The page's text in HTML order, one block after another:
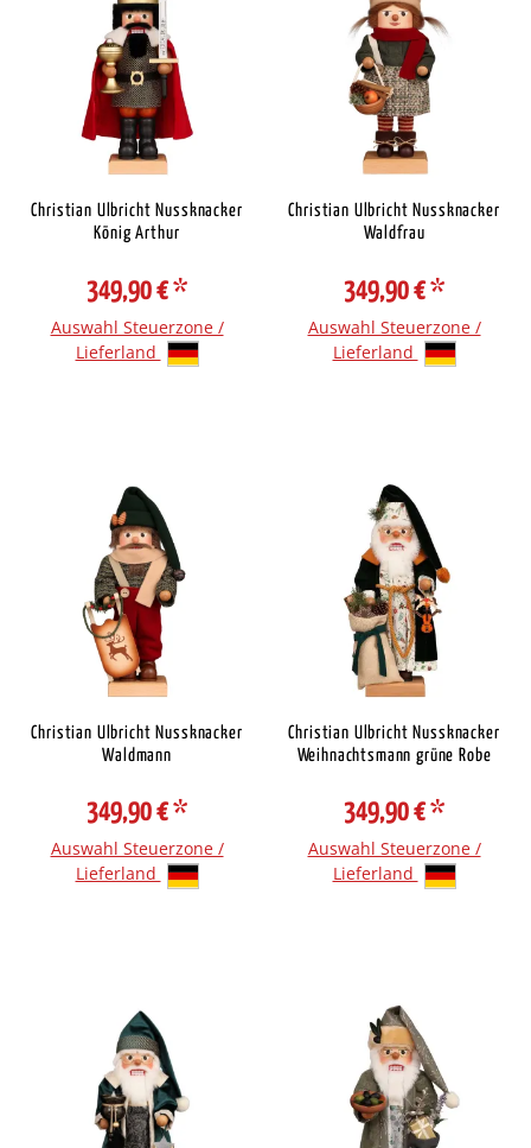
Christian Ulbricht Nussknacker
König Arthur
349,90 €*
Auswahl Steuerzone /
Lieferland
Christian Ulbricht Nussknacker
Waldfrau
349,90 €*
Auswahl Steuerzone /
Lieferland
Christian Ulbricht Nussknacker
Waldmann
349,90 €*
Auswahl Steuerzone /
Lieferland
Christian Ulbricht Nussknacker
Weihnachtsmann grüne Robe
349,90 €*
Auswahl Steuerzone /
Lieferland